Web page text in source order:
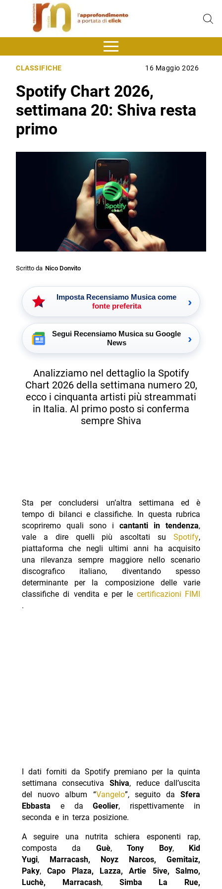
CLASSIFICHE 16 Maggio 2026
Spotify Chart 2026,
settimana 20: Shiva resta
primo
Scritto da Nico Donvito
Imposta Recensiamo Musica come
fonte preferita
›
Segui Recensiamo Musica su Google
News
›
Analizziamo nel dettaglio la Spotify
Chart 2026 della settimana numero 20,
ecco i cinquanta artisti più streammati
in Italia. Al primo posto si conferma
sempre Shiva
Sta per concludersi un’altra settimana ed è
tempo di bilanci e classifiche. In questa rubrica
scopriremo quali sono icantanti in tendenza,
vale a dire quelli più ascoltati suSpotify,
piattaforma che negli ultimi anni ha acquisito
una rilevanza sempre maggiore nello scenario
discografico italiano, diventando spesso
determinante per la composizione delle varie
classifiche di vendita e per lecertificazioni FIMI
.
I dati forniti da Spotify premiano per la quinta
settimana consecutiva Shiva, reduce dall’uscita
del nuovo album “Vangelo”, seguito daSfera
Ebbasta e daGeolier, rispettivamente in
seconda e in terza posizione.
A seguire una nutrita schiera esponenti rap,
composta da Guè,Tony Boy,Kid
Yugi,
Marracash, Noyz Narcos, Gemitaiz,
Paky,Capo Plaza, Lazza, Artie 5ive, Salmo,
Luchè, Marracash, Simba La Rue,